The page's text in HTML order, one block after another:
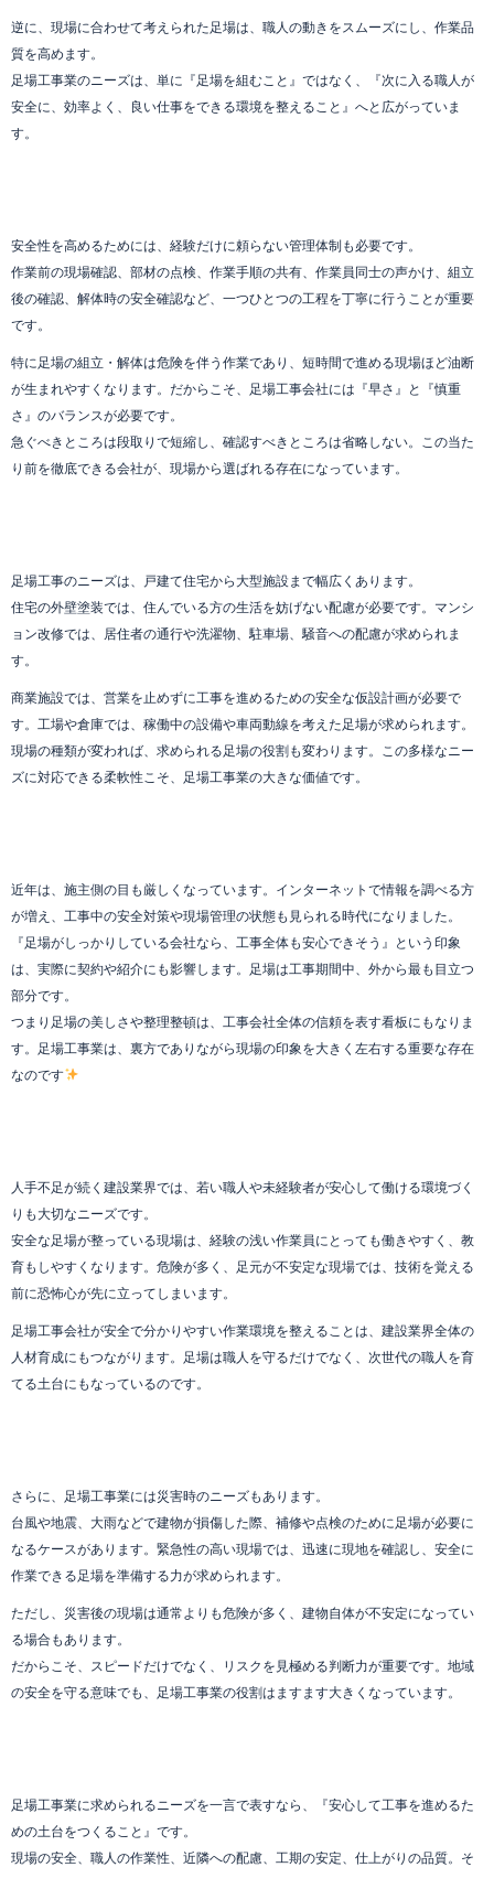
逆に、現場に合わせて考えられた足場は、職人の動きをスムーズにし、作業品
質を高めます。
足場工事業のニーズは、単に『足場を組むこと』ではなく、『次に入る職人が
安全に、効率よく、良い仕事をできる環境を整えること』へと広がっていま
す。
安全性を高めるためには、経験だけに頼らない管理体制も必要です。
作業前の現場確認、部材の点検、作業手順の共有、作業員同士の声かけ、組立
後の確認、解体時の安全確認など、一つひとつの工程を丁寧に行うことが重要
です。
特に足場の組立・解体は危険を伴う作業であり、短時間で進める現場ほど油断
が生まれやすくなります。だからこそ、足場工事会社には『早さ』と『慎重
さ』のバランスが必要です。
急ぐべきところは段取りで短縮し、確認すべきところは省略しない。この当た
り前を徹底できる会社が、現場から選ばれる存在になっています。
足場工事のニーズは、戸建て住宅から大型施設まで幅広くあります。
住宅の外壁塗装では、住んでいる方の生活を妨げない配慮が必要です。マンシ
ョン改修では、居住者の通行や洗濯物、駐車場、騒音への配慮が求められま
す。
商業施設では、営業を止めずに工事を進めるための安全な仮設計画が必要で
す。工場や倉庫では、稼働中の設備や車両動線を考えた足場が求められます。
現場の種類が変われば、求められる足場の役割も変わります。この多様なニー
ズに対応できる柔軟性こそ、足場工事業の大きな価値です。
近年は、施主側の目も厳しくなっています。インターネットで情報を調べる方
が増え、工事中の安全対策や現場管理の状態も見られる時代になりました。
『足場がしっかりしている会社なら、工事全体も安心できそう』という印象
は、実際に契約や紹介にも影響します。足場は工事期間中、外から最も目立つ
部分です。
つまり足場の美しさや整理整頓は、工事会社全体の信頼を表す看板にもなりま
す。足場工事業は、裏方でありながら現場の印象を大きく左右する重要な存在
なのです
人手不足が続く建設業界では、若い職人や未経験者が安心して働ける環境づく
りも大切なニーズです。
安全な足場が整っている現場は、経験の浅い作業員にとっても働きやすく、教
育もしやすくなります。危険が多く、足元が不安定な現場では、技術を覚える
前に恐怖心が先に立ってしまいます。
足場工事会社が安全で分かりやすい作業環境を整えることは、建設業界全体の
人材育成にもつながります。足場は職人を守るだけでなく、次世代の職人を育
てる土台にもなっているのです。
さらに、足場工事業には災害時のニーズもあります。
台風や地震、大雨などで建物が損傷した際、補修や点検のために足場が必要に
なるケースがあります。緊急性の高い現場では、迅速に現地を確認し、安全に
作業できる足場を準備する力が求められます。
ただし、災害後の現場は通常よりも危険が多く、建物自体が不安定になってい
る場合もあります。
だからこそ、スピードだけでなく、リスクを見極める判断力が重要です。地域
の安全を守る意味でも、足場工事業の役割はますます大きくなっています。
足場工事業に求められるニーズを一言で表すなら、『安心して工事を進めるた
めの土台をつくること』です。
現場の安全、職人の作業性、近隣への配慮、工期の安定、仕上がりの品質。そ